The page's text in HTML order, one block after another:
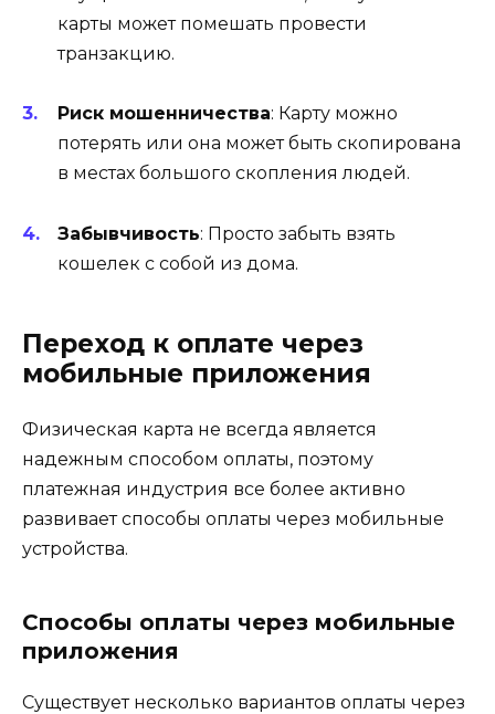
карты может помешать провести
транзакцию.
Риск мошенничества: Карту можно
потерять или она может быть скопирована
в местах большого скопления людей.
Забывчивость: Просто забыть взять
кошелек с собой из дома.
Переход к оплате через
мобильные приложения
Физическая карта не всегда является
надежным способом оплаты, поэтому
платежная индустрия все более активно
развивает способы оплаты через мобильные
устройства.
Способы оплаты через мобильные
приложения
Существует несколько вариантов оплаты через